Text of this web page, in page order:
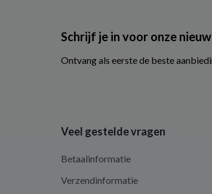
Schrijf je in voor onze
Ontvang als eerste de beste
Veel gestelde vragen
Betaalinformatie
Verzendinformatie